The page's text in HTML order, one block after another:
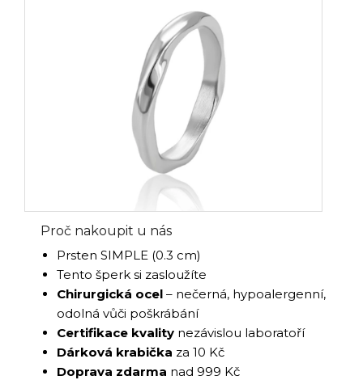
Proč nakoupit u nás
Prsten SIMPLE (0.3 cm)
Tento šperk si zasloužíte
Chirurgická ocel – nečerná, hypoalergenní,
odolná vůči poškrábání
Certifikace kvality nezávislou laboratoří
Dárková krabička za 10 Kč
Doprava zdarma nad 999 Kč